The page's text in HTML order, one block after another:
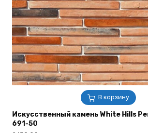
В корзину
Искусственный камень White Hills
691-50